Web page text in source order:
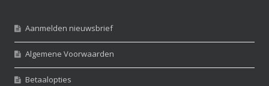
Aanmelden nieuwsbrief
Algemene Voorwaarden
Betaalopties